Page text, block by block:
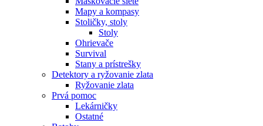
Mapy a kompasy
Stoličky, stoly
Stoly
Ohrievače
Survival
Stany a prístrešky
Detektory a ryžovanie zlata
Ryžovanie zlata
Prvá pomoc
Lekárničky
Ostatné